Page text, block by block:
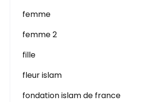
femme
femme 2
fille
fleur islam
fondation islam de france